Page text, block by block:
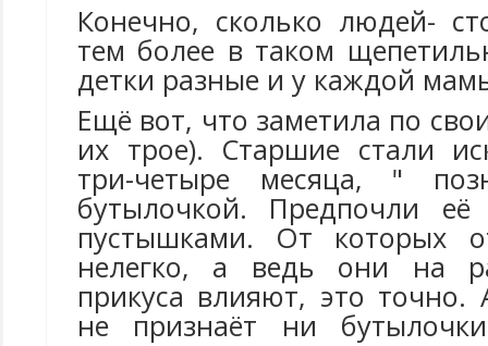
Конечно, сколько людей-
тем более в таком
детки разные и у каждой
Ещё вот, что заметила по
их трое). Старшие стали
три-четыре месяца, "
бутылочкой. Предпочли
пустышками. От которых
нелегко, а ведь они на
прикуса влияют, это
не признаёт ни